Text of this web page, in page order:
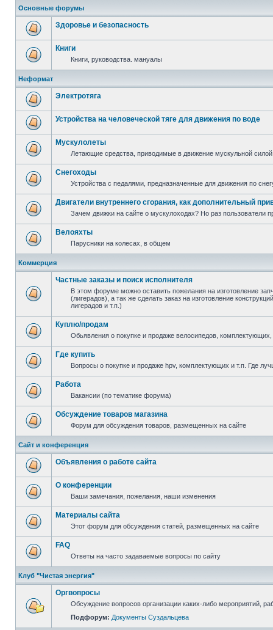
Основные форумы
Здоровье и безопасность
Книги
Книги, руководства. мануалы
Неформат
Электротяга
Устройства на человеческой тяге для движения по воде
Мускулолеты
Летающие средства, приводимые в движение мускульной силой
Снегоходы
Устройства с педалями, предназначенные для движения по
Двигатели внутреннего сгорания, как дополнительный
Зачем движки на сайте о мускулоходах? Но раз пользователи
Велояхты
Парусники на колесах, в общем
Коммерция
Частные заказы и поиск исполнителя
В этом форуме можно оставить пожелания на изготовление
(лигерадов), а так же сделать заказ на изготовление
лигерадов и т.п.)
Куплю/продам
Обьявления о покупке и продаже велосипедов,
Где купить
Вопросы о покупке и продаже hpv, комплектующих и т.п. Где
Работа
Вакансии (по тематике форума)
Обсуждение товаров магазина
Форум для обсуждения товаров, размещенных на сайте
Сайт и конференция
Объявления о работе сайта
О конференции
Ваши замечания, пожелания, наши изменения
Материалы сайта
Этот форум для обсуждения статей, размещенных на сайте
FAQ
Ответы на часто задаваемые вопросы по сайту
Клуб "Чистая энергия"
Оргвопросы
Обсуждение вопросов организации каких-либо мероприятий,
Подфорум: Документы Суздальцева